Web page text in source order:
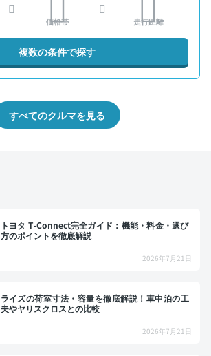
価格帯 走行距離
複数の条件で探す
すべてのクルマを見る
トヨタ T-Connect完全ガイド：機能・料金・選び
方のポイントを徹底解説
2026年7月21日
ライズの荷室寸法・容量を徹底解説！車中泊の工
夫やヤリスクロスとの比較
2026年7月21日